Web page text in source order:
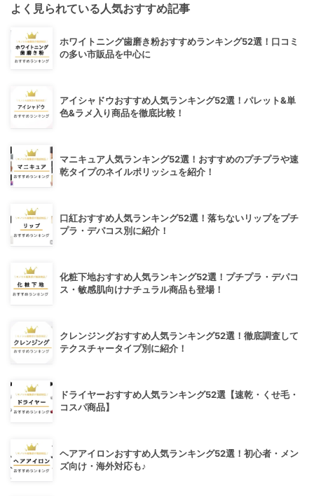
よく見られている人気おすすめ記事
ホワイトニング歯磨き粉おすすめランキング52選！口コミ
の多い市販品を中心に
アイシャドウおすすめ人気ランキング52選！パレット&単
色&ラメ入り商品を徹底比較！
マニキュア人気ランキング52選！おすすめのプチプラや速
乾タイプのネイルポリッシュを紹介！
口紅おすすめ人気ランキング52選！落ちないリップをプチ
プラ・デパコス別に紹介！
化粧下地おすすめ人気ランキング52選！プチプラ・デパコ
ス・敏感肌向けナチュラル商品も登場！
クレンジングおすすめ人気ランキング52選！徹底調査して
テクスチャータイプ別に紹介！
ドライヤーおすすめ人気ランキング52選【速乾・くせ毛・
コスパ商品】
ヘアアイロンおすすめ人気ランキング52選！初心者・メン
ズ向け・海外対応も♪